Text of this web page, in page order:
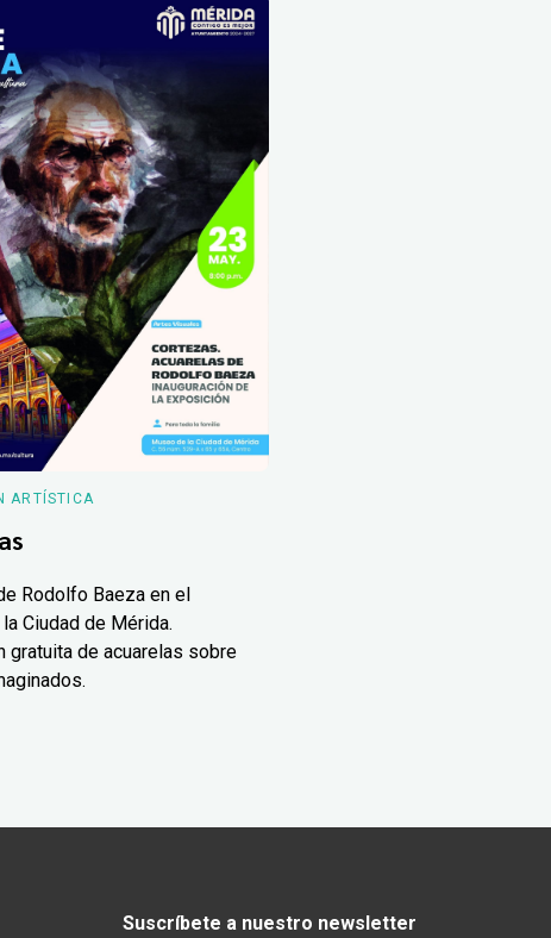
ARTÍSTICA
Rodolfo Baeza en el
Ciudad de Mérida.
gratuita de acuarelas sobre
Suscríbete a nuestro newsletter